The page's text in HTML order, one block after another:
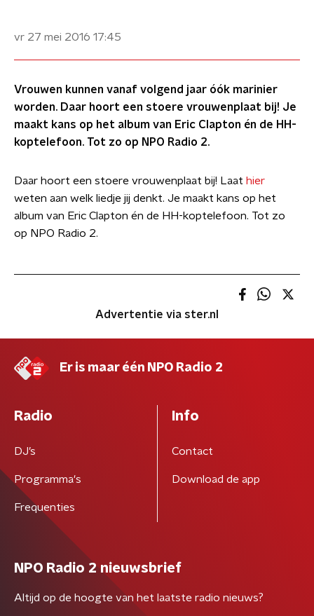
vr 27 mei 2016 17:45
Vrouwen kunnen vanaf volgend jaar óók marinier
worden. Daar hoort een stoere vrouwenplaat bij! Je
maakt kans op het album van Eric Clapton én de HH-
koptelefoon. Tot zo op NPO Radio 2.
Daar hoort een stoere vrouwenplaat bij! Laat hier
weten aan welk liedje jij denkt. Je maakt kans op het
album van Eric Clapton én de HH-koptelefoon. Tot zo
op NPO Radio 2.
Advertentie via ster.nl
Er is maar één NPO Radio 2
Radio
DJ’s
Programma's
Frequenties
Info
Contact
Download de app
NPO Radio 2 nieuwsbrief
Altijd op de hoogte van het laatste radio nieuws?